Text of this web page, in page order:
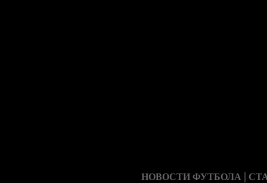
НОВОСТИ ФУТБОЛА |